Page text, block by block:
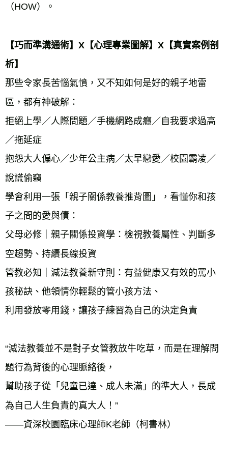
（HOW）。
【巧而準溝通術】X【心理專業圖解】X【真實案例剖
析】
那些令家長苦惱氣憤，又不知如何是好的親子地雷
區，都有神破解：
拒絕上學／人際問題／手機網路成癮／自我要求過高
／拖延症
抱怨大人偏心／少年公主病／太早戀愛／校園霸凌／
說謊偷竊
學會利用一張「親子關係教養推背圖」，看懂你和孩
子之間的愛與債：
父母必修｜親子關係投資學：檢視教養屬性、判斷多
空趨勢、持續長線投資
管教必知｜減法教養新守則：有益健康又有效的罵小
孩秘訣、他領情你輕鬆的管小孩方法、
利用發放零用錢，讓孩子練習為自己的決定負責
“減法教養並不是對子女管教放牛吃草，而是在理解問
題行為背後的心理脈絡後，
幫助孩子從「兒童已達、成人未滿」的準大人，長成
為自己人生負責的真大人！”
——資深校園臨床心理師K老師（柯書林）